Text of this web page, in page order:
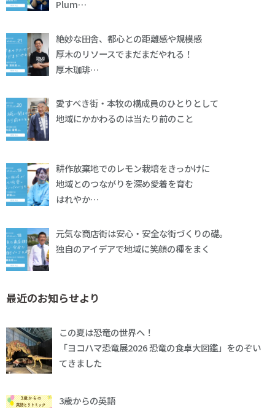
Plum…
絶妙な田舎、都心との距離感や規模感
厚木のリソースでまだまだやれる！
厚木珈琲…
愛すべき街・本牧の構成員のひとりとして
地域にかかわるのは当たり前のこと
耕作放棄地でのレモン栽培をきっかけに
地域とのつながりを深め愛着を育む
はれやか…
元気な商店街は安心・安全な街づくりの礎。
独自のアイデアで地域に笑顔の種をまく
最近のお知らせより
この夏は恐竜の世界へ！
「ヨコハマ恐竜展2026 恐竜の食卓大図鑑」をのぞい
てきました
3歳からの英語